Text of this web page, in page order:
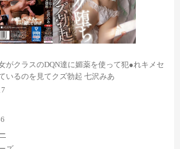
面からのアングルで足舐め中の左足の足裏
25秒くらい
を抱えあげられ下を向いた右足の足裏を20
全体的に見え具合はなかなか良いです。 特
は1:29:52の足舐め中の足裏で、最初は左足
途中から右足の足裏もガッツリ見えだすのが
りないかもしれませんが、足裏がしっかり
てはなかなか楽しめるシーンです。
がクラスのDQN達に媚薬を使って犯●れキメセ
いるのを見てクズ勃起 七沢みあ